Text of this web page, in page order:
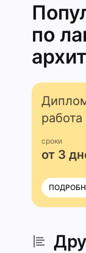
по
работа
сроки
от 3